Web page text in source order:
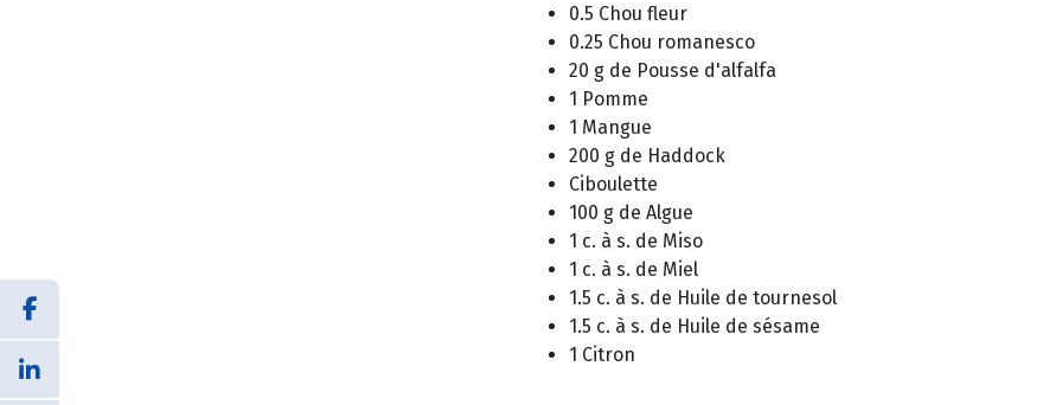
0.5 Chou fleur
0.25 Chou romanesco
20 g de Pousse d'alfalfa
1 Pomme
1 Mangue
200 g de Haddock
Ciboulette
100 g de Algue
1 c. à s. de Miso
1 c. à s. de Miel
1.5 c. à s. de Huile de tournesol
1.5 c. à s. de Huile de sésame
1 Citron